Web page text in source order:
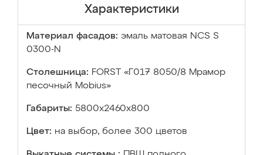
Характеристики
Материал фасадов: эмаль матовая NCS S
0300-N
Столешница: FORST «Г017 8050/8 Мрамор
песочный Mobius»
Габариты: 5800х2460х800
Цвет: на выбор, более 300 цветов